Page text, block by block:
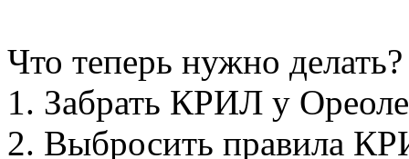
Что теперь нужно
1. Забрать КРИЛ у
2. Выбросить правила